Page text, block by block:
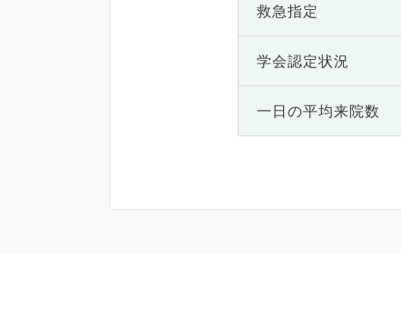
救急指定
学会認定状況
一日の平均来院数